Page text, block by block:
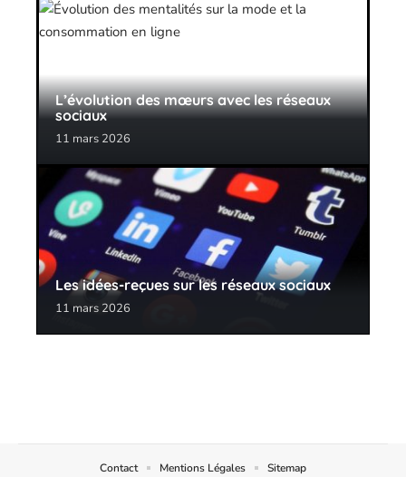
L’évolution des mœurs avec les réseaux
sociaux
11 mars 2026
Les idées-reçues sur les réseaux sociaux
11 mars 2026
Contact Mentions Légales Sitemap